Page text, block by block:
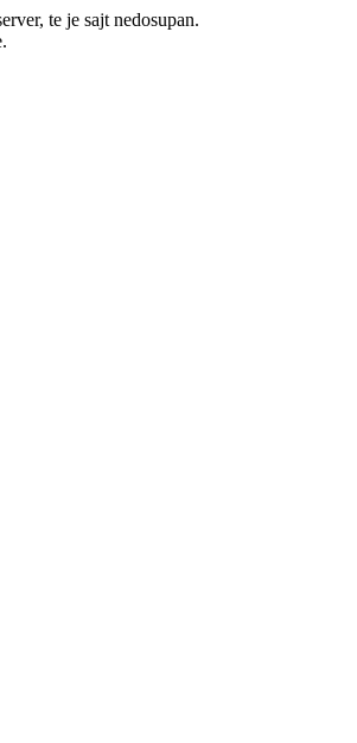
te je sajt nedosupan.